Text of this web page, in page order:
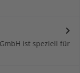
ist speziell für